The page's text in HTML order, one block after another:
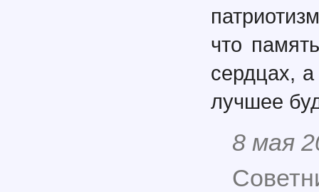
что
сердцах,
лучшее
8 мая